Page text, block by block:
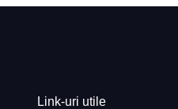
Link-uri utile